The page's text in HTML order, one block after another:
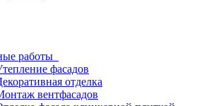
работы
фасадов
отделка
вентфасадов